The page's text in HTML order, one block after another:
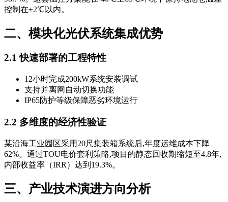
控制在±2℃以内。
二、模块化光伏系统集成优势
2.1 快速部署的工程特性
12小时完成200kW系统安装调试
支持并离网自动切换功能
IP65防护等级保障恶劣环境运行
2.2 多维度的经济性验证
某沿海工业园区采用20尺集装箱系统后,年度运维成本下降
62%。通过TOU电价套利策略,项目的静态回收期缩短至4.8年,
内部收益率（IRR）达到19.3%。
三、产业技术演进方向分析